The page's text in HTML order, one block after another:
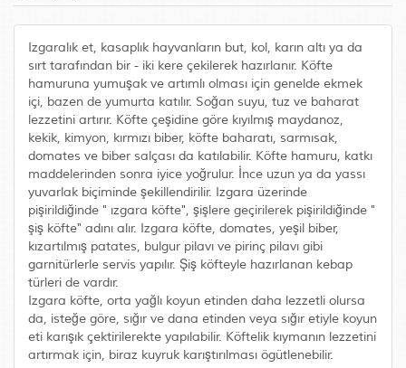
Izgaralık et, kasaplık hayvanların but, kol, karın altı ya da
sırt tarafından bir - iki kere çekilerek hazırlanır. Köfte
hamuruna yumuşak ve artımlı olması için genelde ekmek
içi, bazen de yumurta katılır. Soğan suyu, tuz ve baharat
lezzetini artırır. Köfte çeşidine göre kıyılmış maydanoz,
kekik, kimyon, kırmızı biber, köfte baharatı, sarmısak,
domates ve biber salçası da katılabilir. Köfte hamuru, katkı
maddelerinden sonra iyice yoğrulur. İnce uzun ya da yassı
yuvarlak biçiminde şekillendirilir. Izgara üzerinde
pişirildiğinde " ızgara köfte", şişlere geçirilerek pişirildiğinde "
şiş köfte" adını alır. Izgara köfte, domates, yeşil biber,
kızartılmış patates, bulgur pilavı ve pirinç pilavı gibi
garnitürlerle servis yapılır. Şiş köfteyle hazırlanan kebap
türleri de vardır.
Izgara köfte, orta yağlı koyun etinden daha lezzetli olursa
da, isteğe göre, sığır ve dana etinden veya sığır etiyle koyun
eti karışık çektirilerekte yapılabilir. Köftelik kıymanın lezzetini
artırmak için, biraz kuyruk karıştırılması ögütlenebilir.